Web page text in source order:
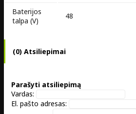
Baterijos
talpa (V)
48
(0) Atsiliepimai
Parašyti atsiliepimą
Vardas:
El. pašto adresas: